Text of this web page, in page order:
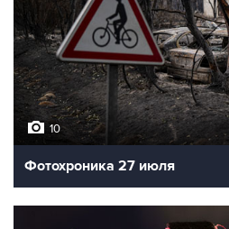
10
Фотохроника 27 июля